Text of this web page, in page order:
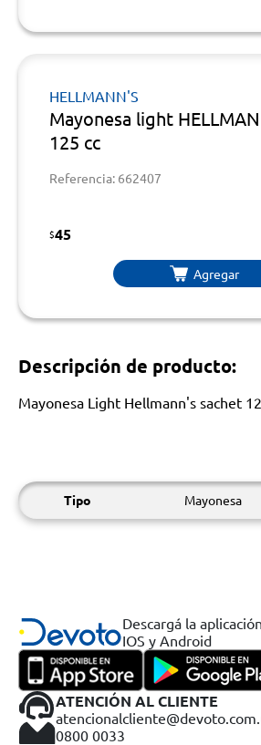
HELLMANN'S
Mayonesa light
125 cc
Referencia: 662407
$45
Agregar
Descripción de producto:
Mayonesa Light Hellmann's sachet
Tipo Mayonesa
Descargá la
IOS y Android
ATENCIÓN AL CLIENTE
0800 0033